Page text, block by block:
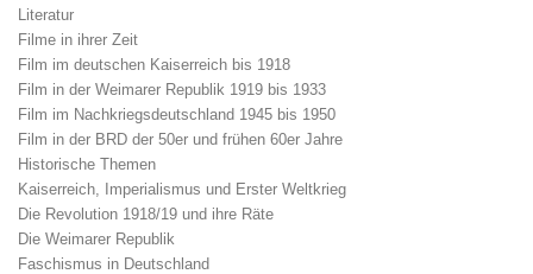
Literatur
Filme in ihrer Zeit
Film im deutschen Kaiserreich bis 1918
Film in der Weimarer Republik 1919 bis 1933
Film im Nachkriegsdeutschland 1945 bis 1950
Film in der BRD der 50er und frühen 60er Jahre
Historische Themen
Kaiserreich, Imperialismus und Erster Weltkrieg
Die Revolution 1918/19 und ihre Räte
Die Weimarer Republik
Faschismus in Deutschland